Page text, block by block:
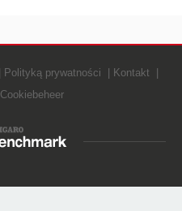
Polityką prywatności
Kontakt
Cookiebeheer